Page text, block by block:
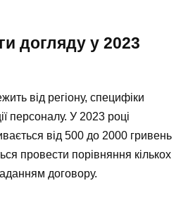
догляду у 2023
від регіону, специфіки
персоналу. У 2023 році
від 500 до 2000 гривень
провести порівняння кількох
договору.